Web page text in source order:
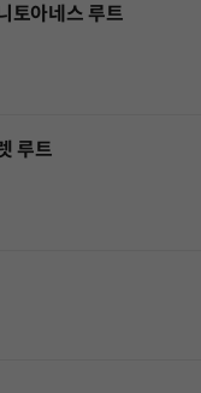
토아네스 루트
루트